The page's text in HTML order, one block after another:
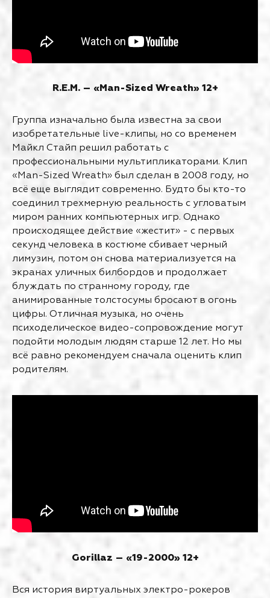
R.E.M. – «Man-Sized Wreath» 12+
Группа изначально была известна за свои
изобретательные live-клипы, но со временем
Майкл Стайп решил работать с
профессиональными мультипликаторами. Клип
«Man-Sized Wreath» был сделан в 2008 году, но
всё еще выглядит современно. Будто бы кто-то
соединил трехмерную реальность с угловатым
миром ранних компьютерных игр. Однако
происходящее действие «жестит» - с первых
секунд человека в костюме сбивает черный
лимузин, потом он снова материализуется на
экранах уличных билбордов и продолжает
блуждать по странному городу, где
анимированные толстосумы бросают в огонь
цифры. Отличная музыка, но очень
психоделическое видео-сопровождение могут
подойти молодым людям старше 12 лет. Но мы
всё равно рекомендуем сначала оценить клип
родителям.
Gorillaz – «19-2000» 12+
Вся история виртуальных электро-рокеров